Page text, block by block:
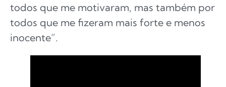
todos que me motivaram, mas também por
todos que me fizeram mais forte e menos
inocente”.